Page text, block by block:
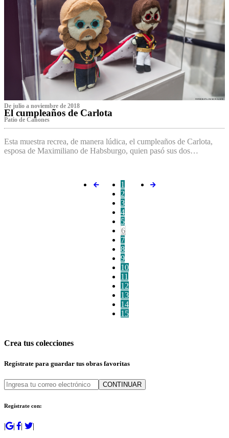
De julio a noviembre de 2018
El cumpleaños de Carlota
Patio de Cañones
Esta muestra recrea, de manera lúdica, el cumpleaños de Carlota,
esposa de Maximiliano de Habsburgo, quien pasó sus dos…
1
2
3
4
5
6
7
8
9
10
11
12
13
14
15
Crea tus colecciones
Regístrate para guardar tus obras favoritas
CONTINUAR
Regístrate con:
| | | |